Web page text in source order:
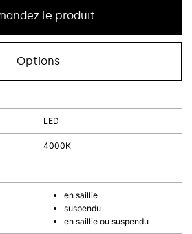
le produit
Options
LED
4000K
en saillie
suspendu
en saillie ou suspendu